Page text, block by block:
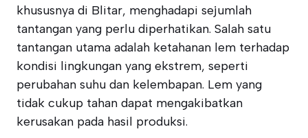
khususnya di Blitar, menghadapi sejumlah
tantangan yang perlu diperhatikan. Salah satu
tantangan utama adalah ketahanan lem terhadap
kondisi lingkungan yang ekstrem, seperti
perubahan suhu dan kelembapan. Lem yang
tidak cukup tahan dapat mengakibatkan
kerusakan pada hasil produksi.